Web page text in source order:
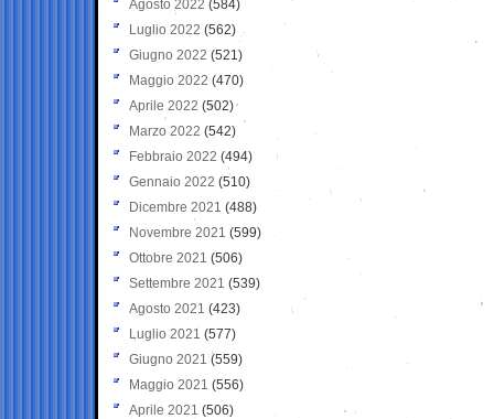
Agosto 2022 (584)
Luglio 2022 (562)
Giugno 2022 (521)
Maggio 2022 (470)
Aprile 2022 (502)
Marzo 2022 (542)
Febbraio 2022 (494)
Gennaio 2022 (510)
Dicembre 2021 (488)
Novembre 2021 (599)
Ottobre 2021 (506)
Settembre 2021 (539)
Agosto 2021 (423)
Luglio 2021 (577)
Giugno 2021(559)
Maggio 2021 (556)
Aprile 2021 (506)